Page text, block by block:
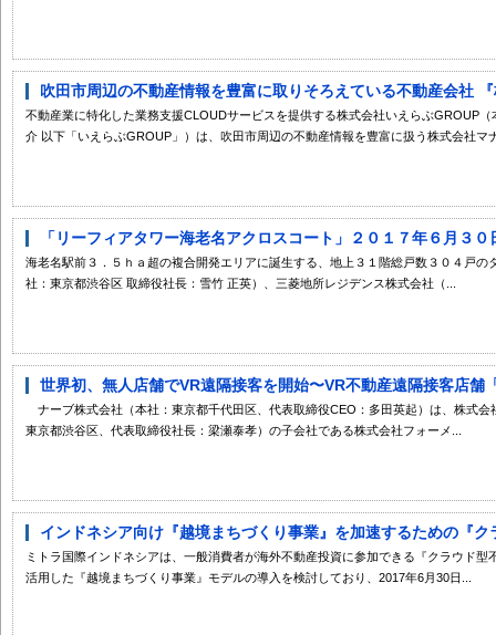
吹田市周辺の不動産情報を豊富に取りそろえている不動産会社
不動産業に特化した業務支援CLOUDサービスを提供する株式会社いえらぶGROUP
介 以下「いえらぶGROUP」）は、吹田市周辺の不動産情報を豊富に扱う株式会社マ
「リーフィアタワー海老名アクロスコート」２０１７年６月３
海老名駅前３．５ｈａ超の複合開発エリアに誕生する、地上３１階総戸数３０４戸の
社：東京都渋谷区 取締役社長：雪竹 正英）、三菱地所レジデンス株式会社（...
世界初、無人店舗でVR遠隔接客を開始〜VR不動産遠隔接客店舗
ナーブ株式会社（本社：東京都千代田区、代表取締役CEO：多田英起）は、株式
東京都渋谷区、代表取締役社長：梁瀬泰孝）の子会社である株式会社フォーメ...
インドネシア向け『越境まちづくり事業』を加速するための『ク
ミトラ国際インドネシアは、一般消費者が海外不動産投資に参加できる『クラウド
活用した『越境まちづくり事業』モデルの導入を検討しており、2017年6月30日...